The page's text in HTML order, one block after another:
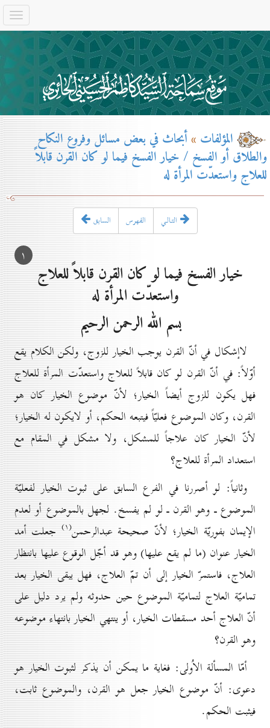
المؤلفات»أبحاث في بعض مسائل وفروع النكاح
والطلاق أو الفسخ / خيار الفسخ فيما لو كان القرن قابلاً
للعلاج واستعدّت المرأة له
السابق الفهرس التـالـي
۱
خيار الفسخ فيما لو كان القرن قابلاً للعلاج
واستعدّت المرأة له
بسم الله الرحمن الرحيم
لاإشكال في أنّ القرن يوجب الخيار للزوج، ولكن الكلام يقع
أوّلاً: في أنّ القرن لو كان قابلاً للعلاج واستعدّت المرأة للعلاج
فهل يكون للزوج أيضاً الخيار؛ لأنّ موضوع الخيار كان هو
القرن، وكان الموضوع فعليّاً فيتبعه الحكم، أو لايكون له الخيار؛
لأنّ الخيار كان علاجاً للمشكل، ولا مشكل في المقام مع
استعداد المرأة للعلاج؟
وثانياً: لو أصررنا في الفرع السابق على ثبوت الخيار لفعليّة
الموضوع ـ وهو القرن ـ لو لم يفسخ. لجهل بالموضوع أو لعدم
الإيمان بفوريّة الخيار؛ لأنّ صحيحة عبدالرحمن(۱)
جعلت أمد
الخيار عنوان (ما لم يقع عليها) وهو قد أجّل الوقوع عليها بانتظار
العلاج، فاستمرّ الخيار إلى أن تمّ العلاج، فهل يبقى الخيار بعد
تماميّة العلاج لتماميّة الموضوع حين حدوثه ولم يرد دليل على
أنّ العلاج أحد مسقطات الخيار، أو ينتهي الخيار بانتهاء موضوعه
وهو القرن؟
أمّا المسألة الاُولى: فغاية ما يمكن أن يذكر لثبوت الخيار هو
دعوى: أنّ موضوع الخيار جعل هو القرن، والموضوع ثابت،
فيثبت الحكم.